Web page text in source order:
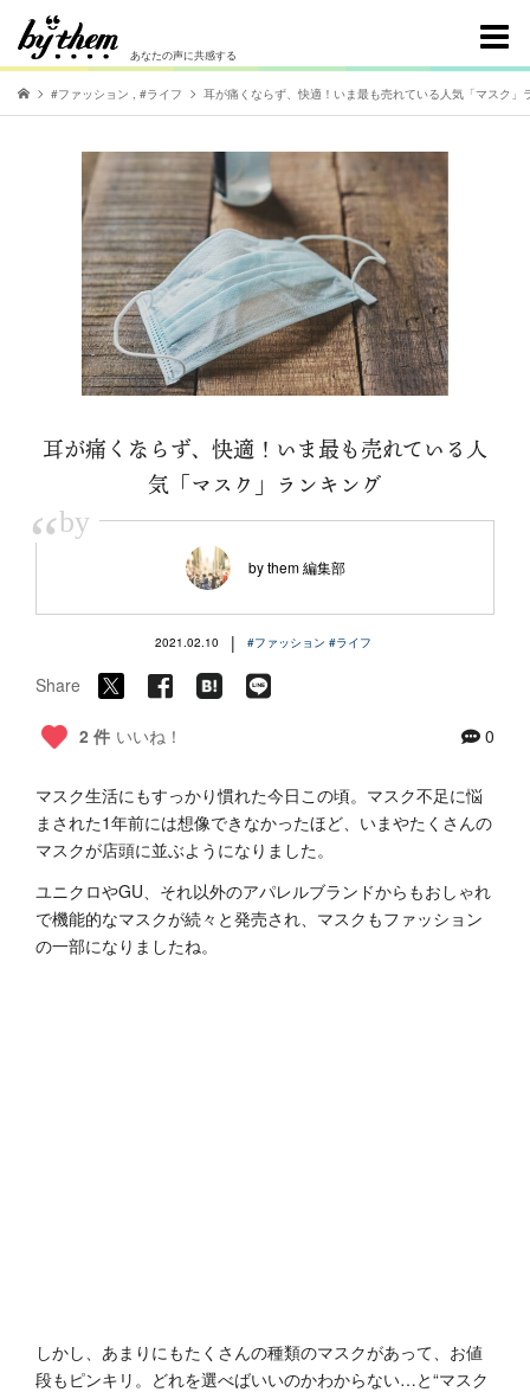
あなたの声に共感する
#ファッション , #ライフ 耳が痛くならず、快適！いま最も売れている人気「マスク」
耳が痛くならず、快適！いま最も売れている人
気「マスク」ランキング
“by
by them 編集部
2021.02.10 | #ファッション #ライフ
Share
2 件 いいね！ 0
マスク生活にもすっかり慣れた今日この頃。マスク不足に悩
まされた1年前には想像できなかったほど、いまやたくさんの
マスクが店頭に並ぶようになりました。
ユニクロやGU、それ以外のアパレルブランドからもおしゃれ
で機能的なマスクが続々と発売され、マスクもファッション
の一部になりましたね。
しかし、あまりにもたくさんの種類のマスクがあって、お値
段もピンキリ。どれを選べばいいのかわからない…と“マスク